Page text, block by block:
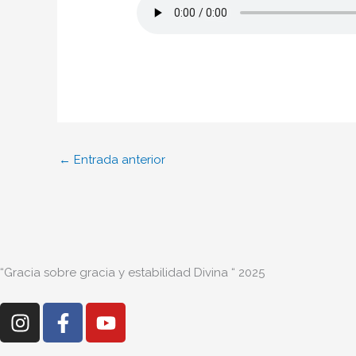
← Entrada anterior
“Gracia sobre gracia y estabilidad Divina “ 2025
I
n
F
a
Y
o